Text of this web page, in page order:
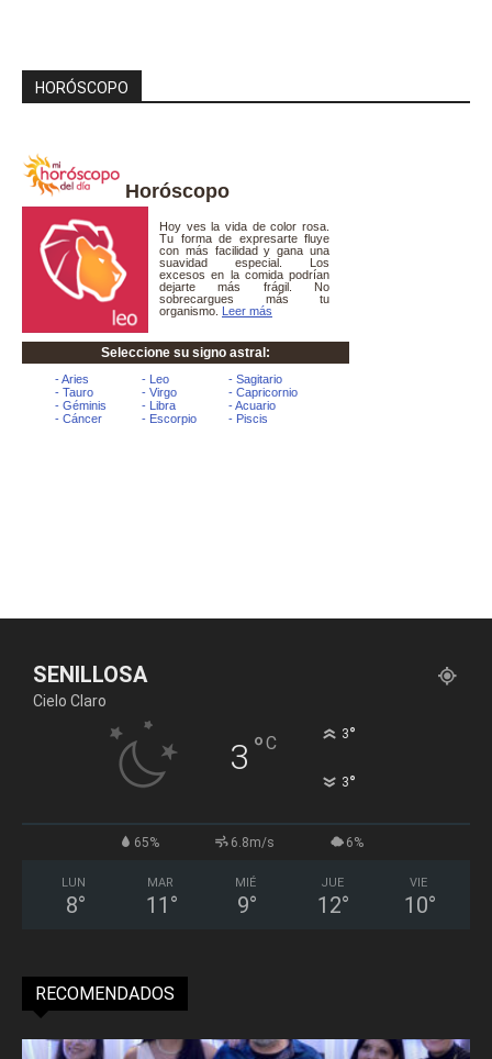
HORÓSCOPO
Horóscopo
SENILLOSA
Cielo Claro
3 °C 3°
3°
65% 6.8m/s 6%
LUN
8°
MAR
11 °
MIÉ
9°
JUE
12°
VIE
10°
RECOMENDADOS